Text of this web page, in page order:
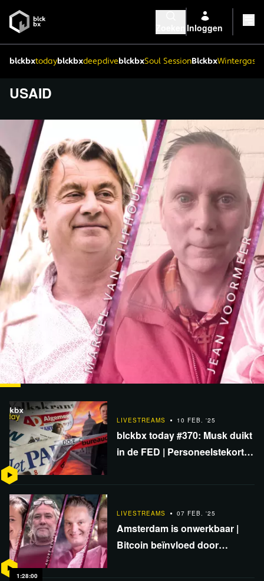
Inloggen
blckbxtodayblckbxdeepdiveblckbxSoul SessionBlckbx
USAID
1:28:00 LIVESTREAMS
Insecten in jouw eten | Kaag & USAID | 'Delirium'
zorgmisstanden | 'The Gift' | DWIV #37
LIVESTREAMS 10 FEB. '25
blckbx today #370: Musk duikt
in de FED | Personeelstekort
1:28:00
LIVESTREAMS 07 FEB. '25
Amsterdam is onwerkbaar |
Bitcoin beïnvloed door